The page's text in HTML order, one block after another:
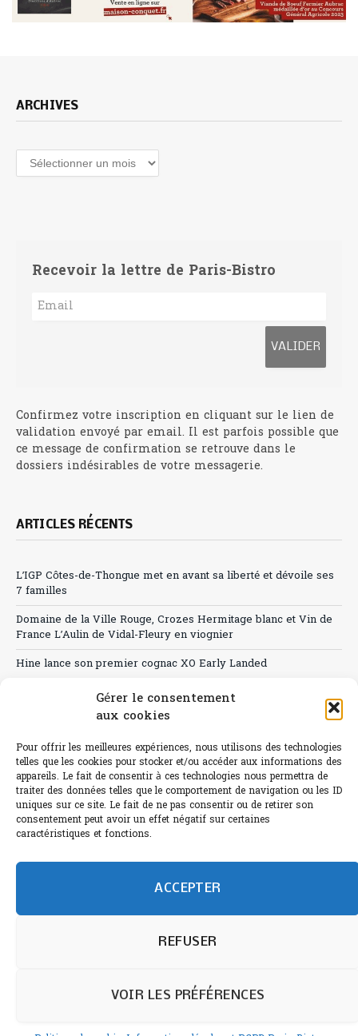
Gérer le consentement
aux cookies
Pour offrir les meilleures expériences, nous utilisons des technologies
telles que les cookies pour stocker et/ou accéder aux informations des
appareils. Le fait de consentir à ces technologies nous permettra de
traiter des données telles que le comportement de navigation ou les ID
uniques sur ce site. Le fait de ne pas consentir ou de retirer son
consentement peut avoir un effet négatif sur certaines
caractéristiques et fonctions.
ACCEPTER
REFUSER
VOIR LES PRÉFÉRENCES
ARCHIVES
Archives
Recevoir la lettre de Paris-Bistro
Confirmez votre inscription en cliquant sur le lien de
validation envoyé par email. Il est parfois possible que
ce message de confirmation se retrouve dans le
dossiers indésirables de votre messagerie.
ARTICLES RÉCENTS
L’IGP Côtes-de-Thongue met en avant sa liberté et dévoile ses
7 familles
Domaine de la Ville Rouge, Crozes Hermitage blanc et Vin de
France L’Aulin de Vidal-Fleury en viognier
Hine lance son premier cognac XO Early Landed
Canicule : A quand le CHR à « l’heure espagnole » ?
Sélection de rosés 2026
L'abus d'alcool est dangereux pour la santé.
humain et 0% IA de Paris Bistro Editions - SARL de Presse -
Informations légales etRGPD